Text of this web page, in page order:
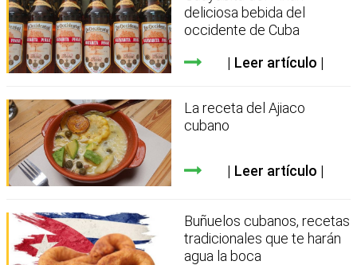
deliciosa bebida del
occidente de Cuba
Leer artículo
La receta del Ajiaco
cubano
Leer artículo
Buñuelos cubanos, recetas
tradicionales que te harán
agua la boca